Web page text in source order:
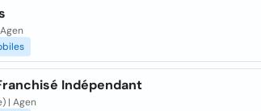
Indépendant
| Agen